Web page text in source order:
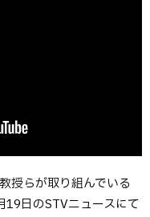
授らが取り組んでいる
19日のSTVニュースにて